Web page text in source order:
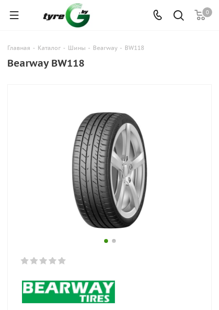
0
Главная - Каталог - Шины - Bearway - BW118
Bearway BW118